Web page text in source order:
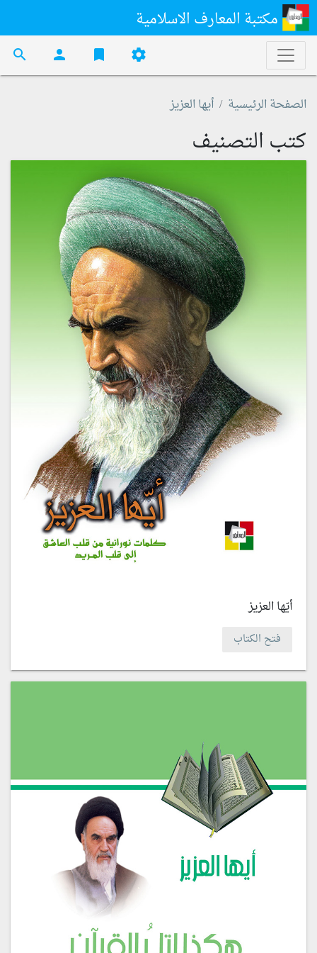
مكتبة المعارف الاسلامية
settings
bookmark
person
search
الصفحة الرئيسية أيها العزيز
كتب التصنيف
أيّها العزيز
فتح الكتاب